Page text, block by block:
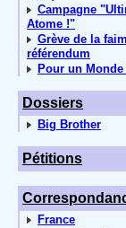
Campagne
Atome !"
Grève de la
référendum
Pour un
Dossiers
Big Brother
Pétitions
France